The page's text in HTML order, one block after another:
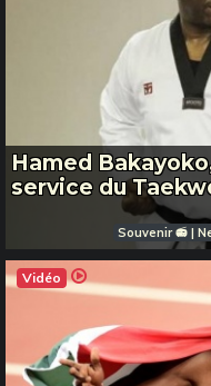
Hamed
service du
Souvenir 📻 |
Vidéo